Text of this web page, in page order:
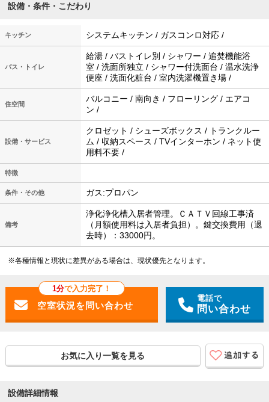
設備・条件・こだわり
キッチン システムキッチン / ガスコンロ対応 /
バス・トイレ
給湯 / バストイレ別 / シャワー / 追焚機能浴
室 / 洗面所独立 / シャワー付洗面台 / 温水洗浄
便座 / 洗面化粧台 / 室内洗濯機置き場 /
住空間
バルコニー / 南向き / フローリング / エアコ
ン /
設備・サービス
クロゼット / シューズボックス / トランクルー
ム / 収納スペース / TVインターホン / ネット使
用料不要 /
特徴
条件・その他 ガス:プロパン
備考
浄化浄化槽入居者管理。ＣＡＴＶ回線工事済
（月額使用料は入居者負担）。鍵交換費用（退
去時）：33000円。
※各種情報と現状に差異がある場合は、現状優先となります。
1分で入力完了！
電話で
問い合わせ
お気に入り一覧を見る
設備詳細情報